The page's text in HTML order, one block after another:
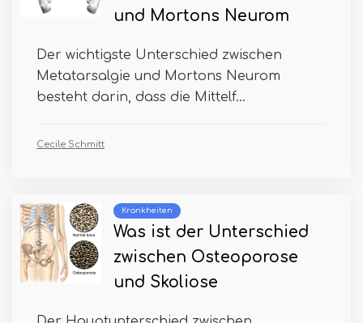
und Mortons Neurom
Der wichtigste Unterschied zwischen
Metatarsalgie und Mortons Neurom
besteht darin, dass die Mittelf...
Cecile Schmitt
Krankheiten
Was ist der Unterschied
zwischen Osteoporose
und Skoliose